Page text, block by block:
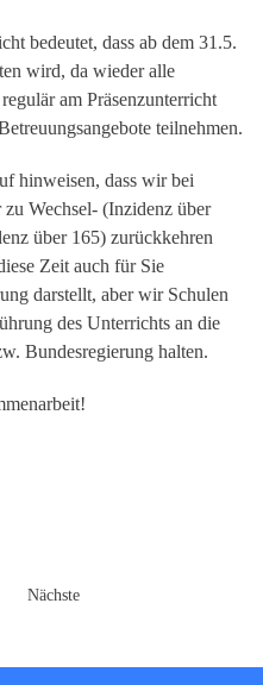
bedeutet, dass ab dem 31.5.
wird, da wieder alle
am Präsenzunterricht
teilnehmen.
hinweisen, dass wir bei
Wechsel- (Inzidenz über
über 165) zurückkehren
Zeit auch für Sie
darstellt, aber wir Schulen
des Unterrichts an die
Bundesregierung halten.
Nächste